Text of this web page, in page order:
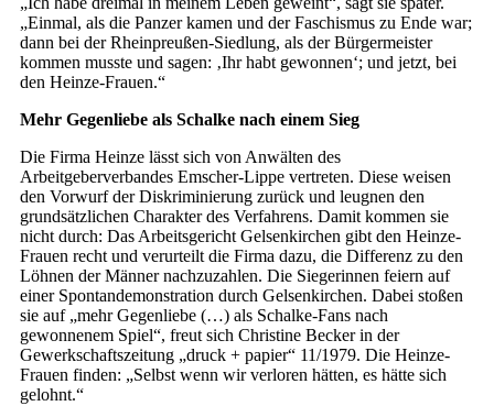
„Einmal, als die Panzer kamen und der Faschismus zu Ende war;
dann bei der Rheinpreußen-Siedlung, als der Bürgermeister
kommen musste und sagen: ‚Ihr habt gewonnen‘; und jetzt, bei
den Heinze-Frauen.“
Mehr Gegenliebe als Schalke nach einem Sieg
Die Firma Heinze lässt sich von Anwälten des
Arbeitgeberverbandes Emscher-Lippe vertreten. Diese weisen
den Vorwurf der Diskriminierung zurück und leugnen den
grundsätzlichen Charakter des Verfahrens. Damit kommen sie
nicht durch: Das Arbeitsgericht Gelsenkirchen gibt den Heinze-
Frauen recht und verurteilt die Firma dazu, die Differenz zu den
Löhnen der Männer nachzuzahlen. Die Siegerinnen feiern auf
einer Spontandemonstration durch Gelsenkirchen. Dabei stoßen
sie auf „mehr Gegenliebe (…) als Schalke-Fans nach
gewonnenem Spiel“, freut sich Christine Becker in der
Gewerkschaftszeitung „druck + papier“ 11/1979. Die Heinze-
Frauen finden: „Selbst wenn wir verloren hätten, es hätte sich
gelohnt.“